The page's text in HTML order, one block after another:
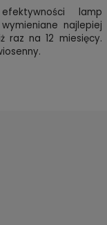
lamp
najlepiej
raz na 12 miesięcy.